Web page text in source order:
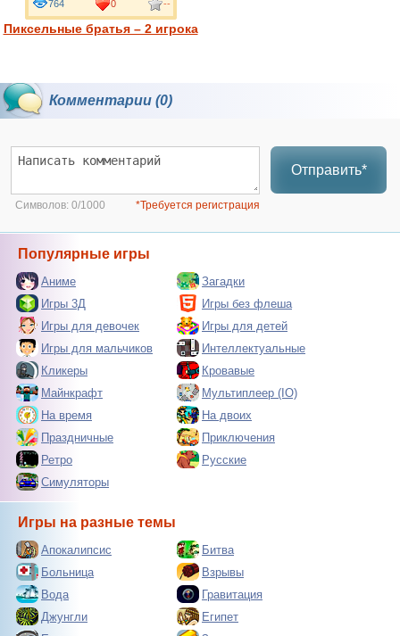
Пиксельные братья – 2 игрока
764 0 --
Комментарии (0)
Отправить*
Символов: 0/1000 *Требуется регистрация
Популярные игры
Аниме
Загадки
Игры 3Д
Игры без флеша
Игры для девочек
Игры для детей
Игры для мальчиков
Интеллектуальные
Кликеры
Кровавые
Майнкрафт
Мультиплеер (IO)
На время
На двоих
Праздничные
Приключения
Ретро
Русские
Симуляторы
Игры на разные темы
Апокалипсис
Битва
Больница
Взрывы
Вода
Гравитация
Джунгли
Египет